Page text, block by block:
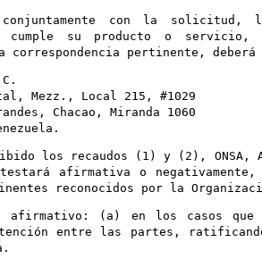
con la solicitud,
cumple su producto o servicio,
correspondencia pertinente,
Mezz., Local 215, #1029
Chacao, Miranda 1060
los recaudos (1) y (2), ONSA,
afirmativa o
reconocidos por la
afirmativo: (a) en los casos que
entre las partes,